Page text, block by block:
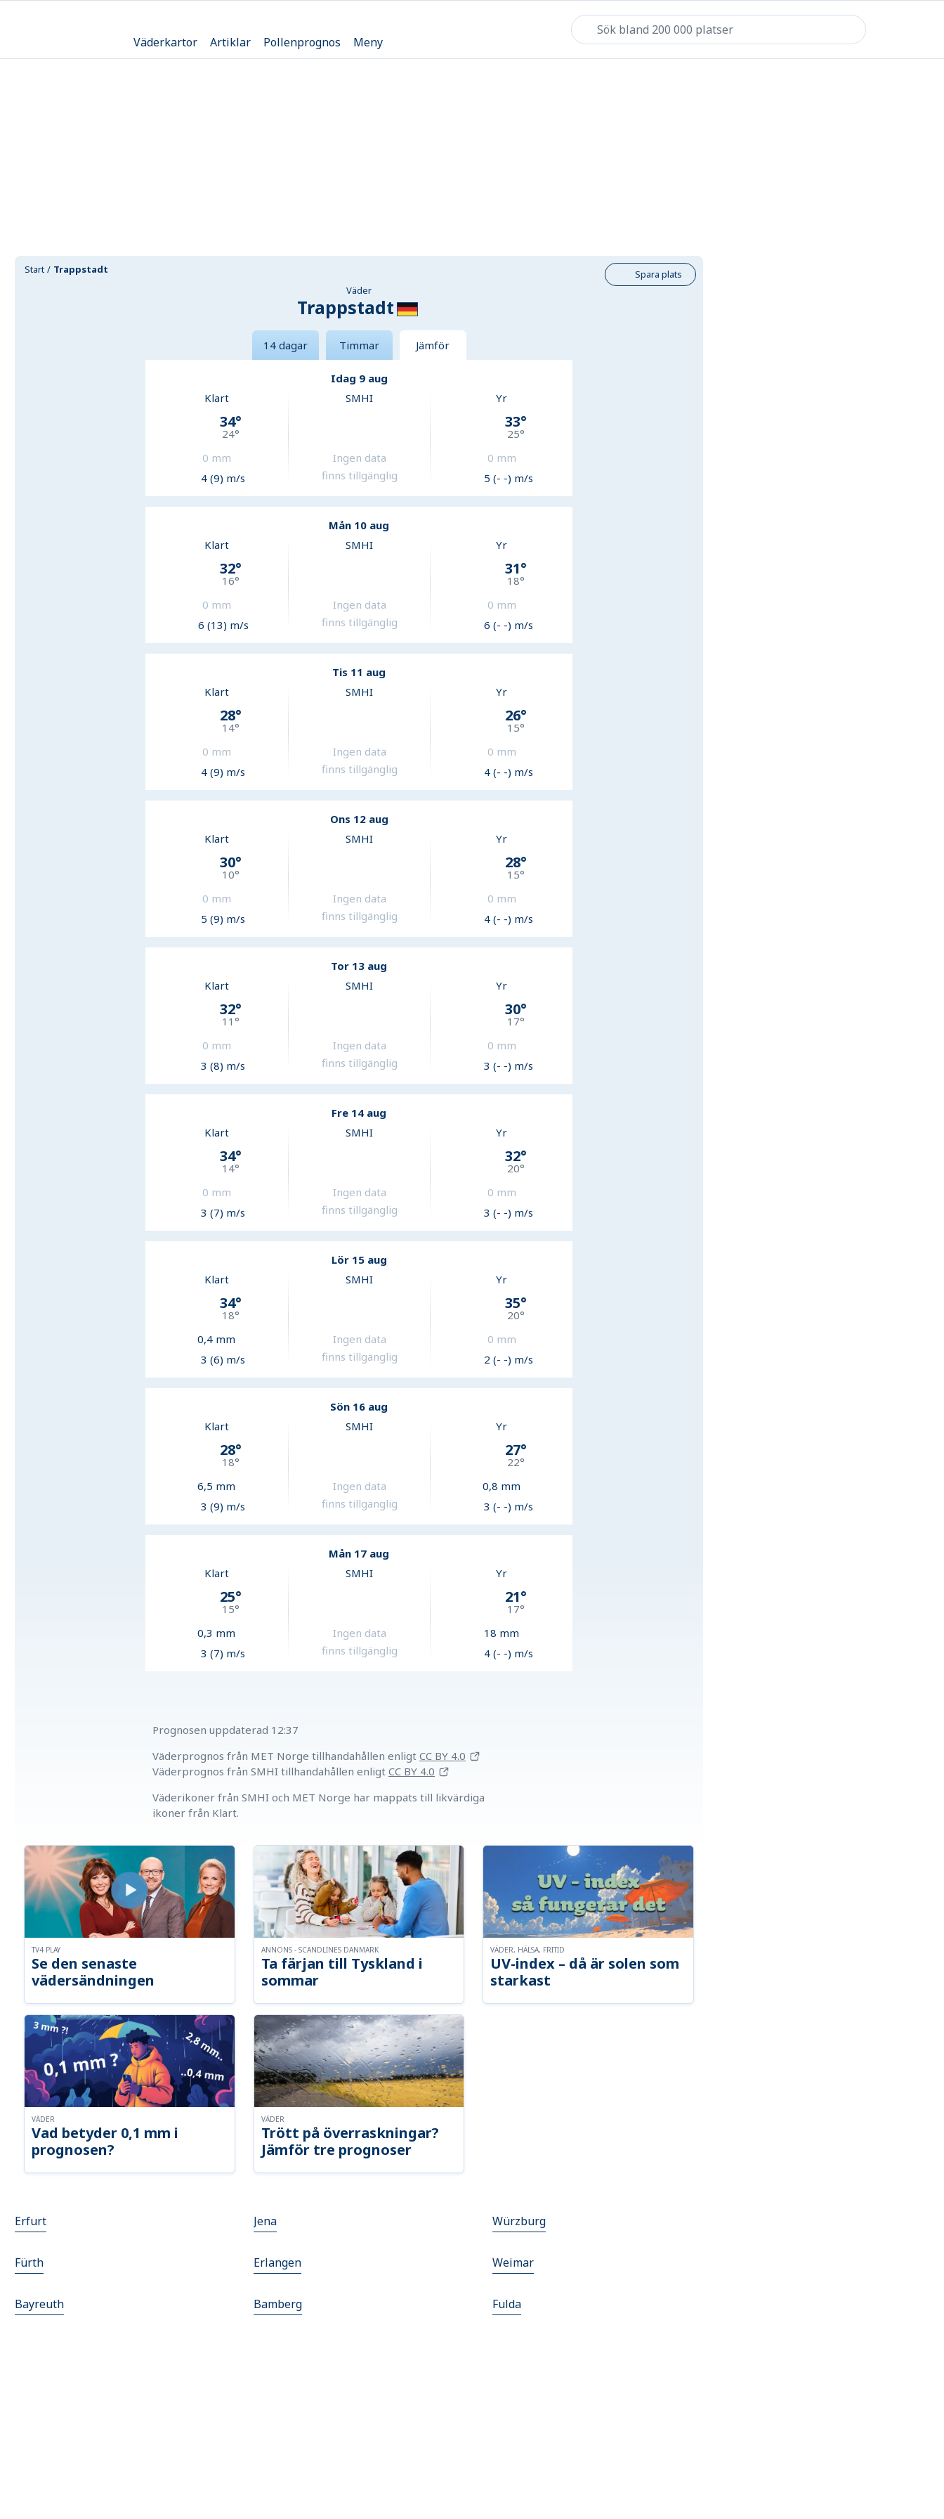
Väderkartor Artiklar Pollenprognos Meny
Start Trappstadt
Spara plats
Väder
Trappstadt
14 dagar Timmar Jämför
Idag 9 aug
Klart
34°
24°
0 mm
4 (9) m/s
SMHI
Ingen data
finns tillgänglig
Yr
33°
25°
0 mm
5 (- -) m/s
Mån 10 aug
Klart
32°
16°
0 mm
6 (13) m/s
SMHI
Ingen data
finns tillgänglig
Yr
31°
18°
0 mm
6 (- -) m/s
Tis 11 aug
Klart
28°
14°
0 mm
4 (9) m/s
SMHI
Ingen data
finns tillgänglig
Yr
26°
15°
0 mm
4 (- -) m/s
Ons 12 aug
Klart
30°
10°
0 mm
5 (9) m/s
SMHI
Ingen data
finns tillgänglig
Yr
28°
15°
0 mm
4 (- -) m/s
Tor 13 aug
Klart
32°
11 °
0 mm
3 (8) m/s
SMHI
Ingen data
finns tillgänglig
Yr
30°
17°
0 mm
3 (- -) m/s
Fre 14 aug
Klart
34°
14°
0 mm
3 (7) m/s
SMHI
Ingen data
finns tillgänglig
Yr
32°
20°
0 mm
3 (- -) m/s
Lör 15 aug
Klart
34°
18°
0,4 mm
3 (6) m/s
SMHI
Ingen data
finns tillgänglig
Yr
35°
20°
0 mm
2 (- -) m/s
Sön 16 aug
Klart
28°
18°
6,5 mm
3 (9) m/s
SMHI
Ingen data
finns tillgänglig
Yr
27°
22°
0,8 mm
3 (- -) m/s
Mån 17 aug
Klart
25°
15°
0,3 mm
3 (7) m/s
SMHI
Ingen data
finns tillgänglig
Yr
21°
17°
18 mm
4 (- -) m/s
Prognosen uppdaterad 12:37
Väderprognos från MET Norge tillhandahållen enligt CC BY 4.0
Väderprognos från SMHI tillhandahållen enligt CC BY 4.0
Väderikoner från SMHI och MET Norge har mappats till likvärdiga
ikoner från Klart.
Se den senaste
vädersändningen
TV4 PLAY
Ta färjan till Tyskland i
sommar
ANNONS - SCANDLINES DANMARK
UV-index – då är solen som
starkast
VÄDER, HÄLSA, FRITID
Vad betyder 0,1 mm i
prognosen?
VÄDER
Trött på överraskningar?
Jämför tre prognoser
VÄDER
Erfurt Jena Würzburg
Fürth Erlangen Weimar
Bayreuth Bamberg Fulda